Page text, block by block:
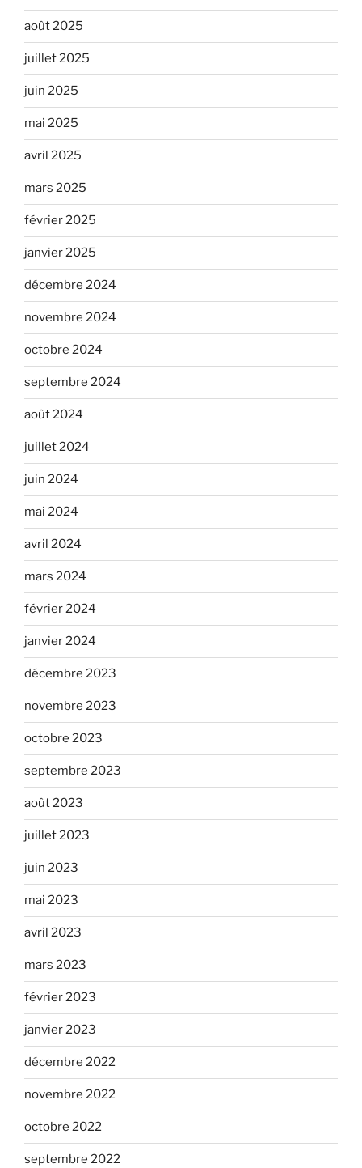
août 2025
juillet 2025
juin 2025
mai 2025
avril 2025
mars 2025
février 2025
janvier 2025
décembre 2024
novembre 2024
octobre 2024
septembre 2024
août 2024
juillet 2024
juin 2024
mai 2024
avril 2024
mars 2024
février 2024
janvier 2024
décembre 2023
novembre 2023
octobre 2023
septembre 2023
août 2023
juillet 2023
juin 2023
mai 2023
avril 2023
mars 2023
février 2023
janvier 2023
décembre 2022
novembre 2022
octobre 2022
septembre 2022